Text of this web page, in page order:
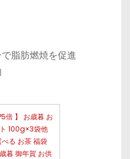
脂肪燃焼を促進
倍 】 お歳暮 お
100g×3袋他
る お茶 福袋
暮 御年賀 お供